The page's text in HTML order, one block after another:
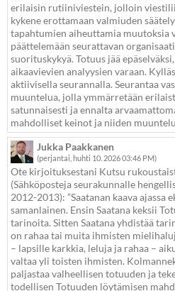
erilaisin rutiiniviestein, jolloin
kykene erottamaan valmiuden
tapahtumien aiheuttamia muutoksia
päättelemään seurattavan
suorituskykyä. Totuus jää
aikaavievien analyysien varaan.
aktiivisella seurannalla. Seurantaa
muuntelua, jolla ymmärretään
satunnaisesti ja ennalta
mahdolliset keinot ja niiden
Jukka Paakkanen
(perjantai, huhti 10. 2026 03:46 PM)
Ote kirjoituksestani Kutsu
(Sähköposteja seurakunnalle
2012-2013): ”Saatanan kaava ajassa
samanlainen. Ensin Saatana keksii
tarinoita. Sitten Saatana yhdistää
on rahaa tai muita ihmisten
– lapsille karkkia, leluja ja rahaa –
valtaa yli toisten ihmisten.
paljastaa valheellisen totuuden ja
todellisen Totuuden löytämisen